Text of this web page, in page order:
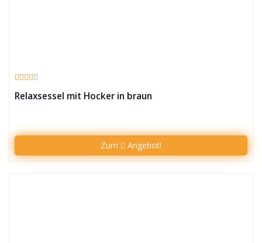
Relaxsessel mit Hocker in braun
Zum Angebot!